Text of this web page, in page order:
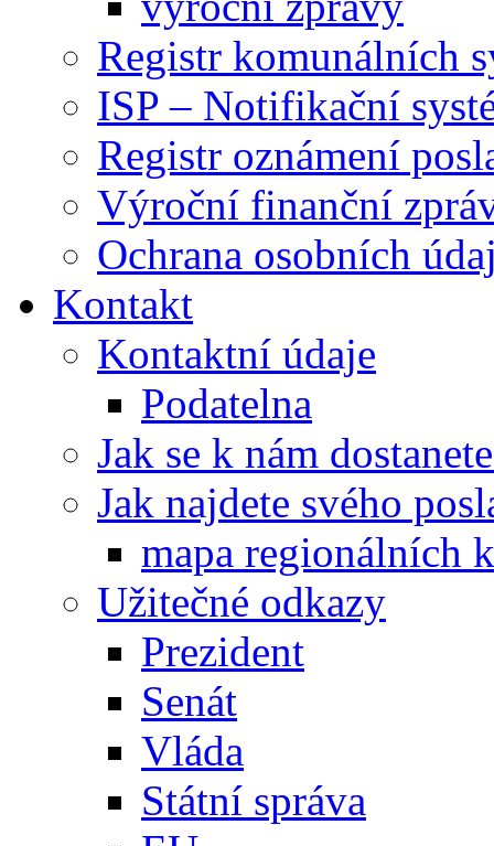
Registr komunálních
ISP – Notifikační
Registr oznámení
Výroční finanční
Ochrana osobních
Kontakt
Kontaktní údaje
Podatelna
Jak se k nám
Jak najdete svého
mapa regionálních
Užitečné odkazy
Prezident
Senát
Vláda
Státní správa